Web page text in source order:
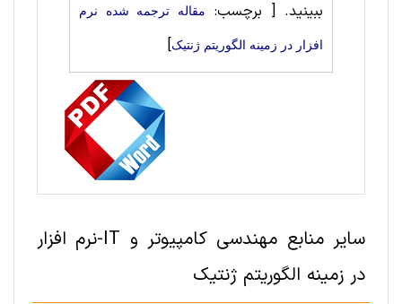
ببینید.[ برچسب: مقاله ترجمه شده نرم
افزار در زمینه الگوریتم ژنتیک]
سایر منابع مهندسی کامپیوتر و IT-نرم افزار
در زمینه الگوریتم ژنتیک